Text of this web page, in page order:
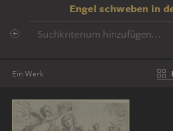
Engel schweben in
Suchkriterium hinzufügen...
Ein Werk